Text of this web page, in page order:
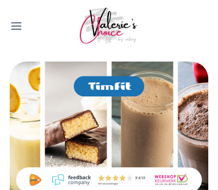
Valerie's Topics
Travel & Culture
Food & Drinks
Happyness & Opmerkelijk
Lifestyle, Sport & Duurzaamheid
Gadgets & Tech
Top 5 van Valerie
Health & Beauty
Huis & Tuin
Nieuws & Media